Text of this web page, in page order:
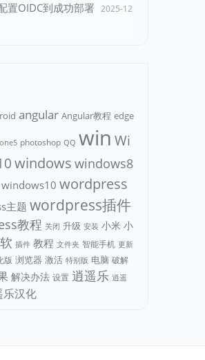
置OIDC到成功部署 2025-12
angular Angular教程 edge
photoshop QQ win Wi
windows windows8
windows10 wordpress
主题 wordpress插件
教程 关闭 升级 安装 小米 小
插件 教程 文件夹 智能手机 更新
版 浏览器 激活 特别版 电脑 破解
解决办法 设置 逍遥乐 逍遥
乐汉化